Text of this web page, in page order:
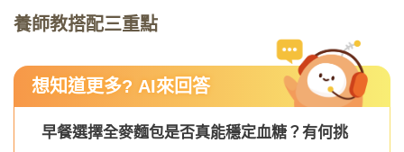
養師教搭配三重點
想知道更多? AI來回答
早餐選擇全麥麵包是否真能穩定血糖？有何挑